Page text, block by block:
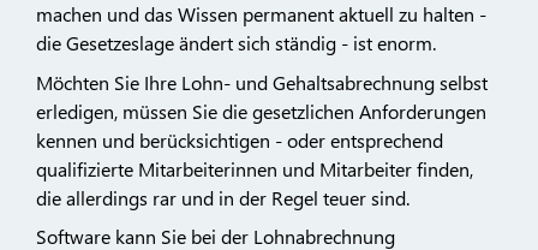
machen und das Wissen permanent aktuell zu halten -
die Gesetzeslage ändert sich ständig - ist enorm.
Möchten Sie Ihre Lohn- und Gehaltsabrechnung selbst
erledigen, müssen Sie die gesetzlichen Anforderungen
kennen und berücksichtigen - oder entsprechend
qualifizierte Mitarbeiterinnen und Mitarbeiter finden,
die allerdings rar und in der Regel teuer sind.
Software kann Sie bei der Lohnabrechnung